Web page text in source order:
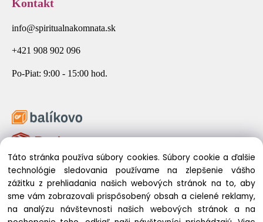
Kontakt
info@spiritualnakomnata.sk
+421 908 902 096
Po-Piat: 9:00 - 15:00 hod.
Táto stránka používa súbory cookies. Súbory cookie a ďalšie
technológie sledovania používame na zlepšenie vášho
zážitku z prehliadania našich webových stránok na to, aby
sme vám zobrazovali prispôsobený obsah a cielené reklamy,
na analýzu návštevnosti našich webových stránok a na